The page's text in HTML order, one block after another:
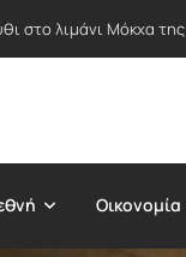
στο λιμάνι Μόκχα
Οικονομία